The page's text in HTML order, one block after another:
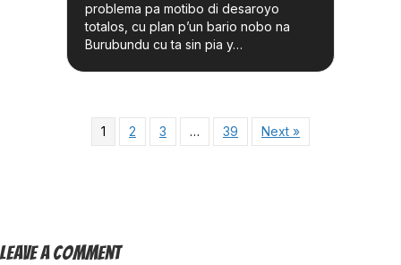
problema pa motibo di desaroyo
totalos, cu plan p’un bario nobo na
Burubundu cu ta sin pia y…
1 2 3 … 39 Next »
Leave A Comment